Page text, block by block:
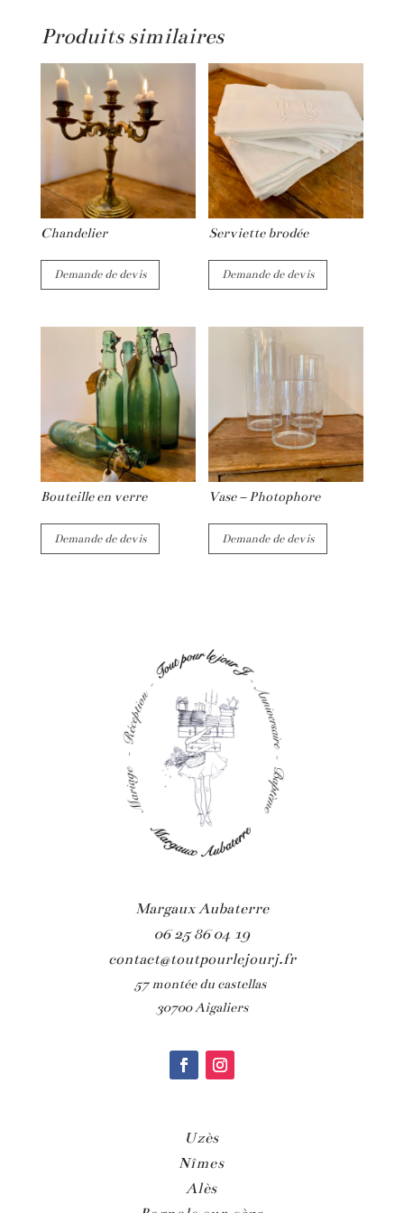
e
:
Produits similaires
Chandelier
Demande de devis
Serviette brodée
Demande de devis
Bouteille en verre
Demande de devis
Vase – Photophore
Demande de devis
Margaux Aubaterre
06 25 86 04 19
contact@toutpourlejourj.fr
57 montée du castellas
30700 Aigaliers
Uzès
Nîmes
Alès